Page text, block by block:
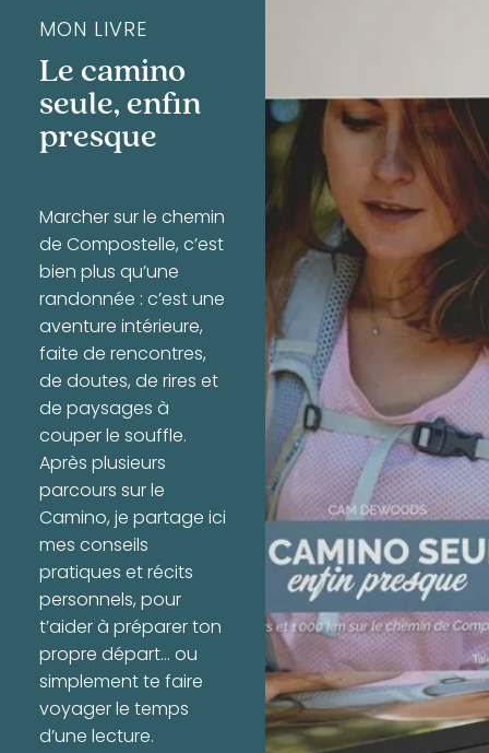
MON LIVRE
Le camino
seule, enfin
presque
Marcher sur le chemin
de Compostelle, c’est
bien plus qu’une
randonnée : c’est une
aventure intérieure,
faite de rencontres,
de doutes, de rires et
de paysages à
couper le souffle.
Après plusieurs
parcours sur le
Camino, je partage ici
mes conseils
pratiques et récits
personnels, pour
t’aider à préparer ton
propre départ… ou
simplement te faire
voyager le temps
d’une lecture.